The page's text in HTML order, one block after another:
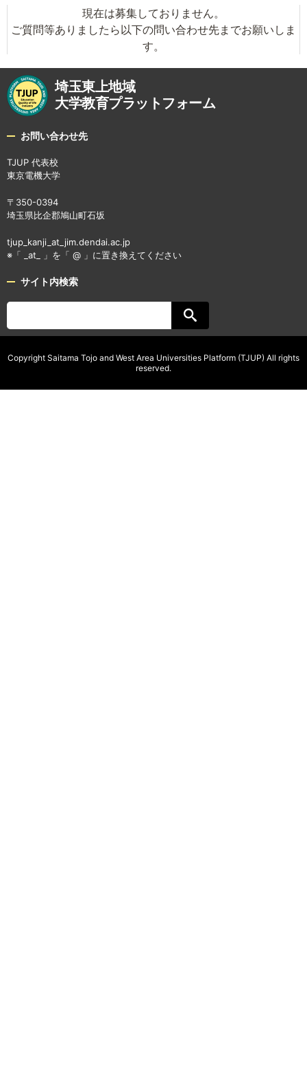
現在は募集しておりません。
ご質問等ありましたら以下の問い合わせ先までお願いしま
す。
埼玉東上地域
大学教育プラットフォーム
お問い合わせ先
TJUP 代表校
東京電機大学
〒350-0394
埼玉県比企郡鳩山町石坂
tjup_kanji_at_jim.dendai.ac.jp
※「 _at_ 」を「 @ 」に置き換えてください
サイト内検索
Copyright Saitama Tojo and West Area Universities Platform (TJUP) All rights
reserved.